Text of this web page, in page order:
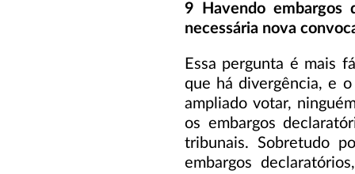
9 Havendo embargos
necessária nova
Essa pergunta é mais
que há divergência, e
ampliado votar,
os embargos
tribunais. Sobretudo
embargos